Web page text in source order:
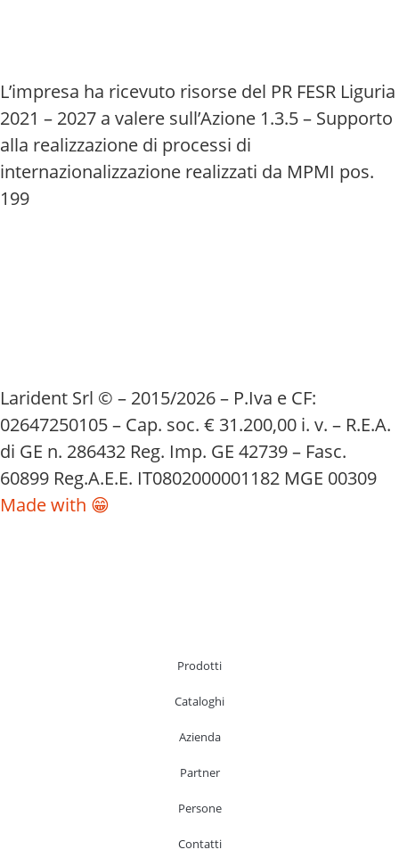
L’impresa ha ricevuto risorse del PR FESR Liguria
2021 – 2027 a valere sull’Azione 1.3.5 – Supporto
alla realizzazione di processi di
internazionalizzazione realizzati da MPMI pos.
199
Larident Srl © – 2015/2026 – P.Iva e CF:
02647250105 – Cap. soc. € 31.200,00 i. v. – R.E.A.
di GE n. 286432 Reg. Imp. GE 42739 – Fasc.
60899 Reg.A.E.E. IT0802000001182 MGE 00309
Made with 😁
Prodotti
Cataloghi
Azienda
Partner
Persone
Contatti